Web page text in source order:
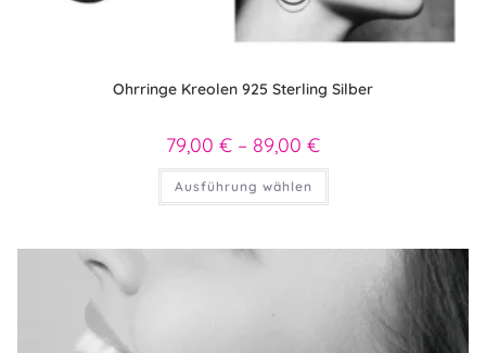
Ohrringe Kreolen 925 Sterling Silber
79,00 € – 89,00 €Preisspanne:
79,00 €
bis
Ausführung wählen
Dieses
weist
auf.
Produktseite